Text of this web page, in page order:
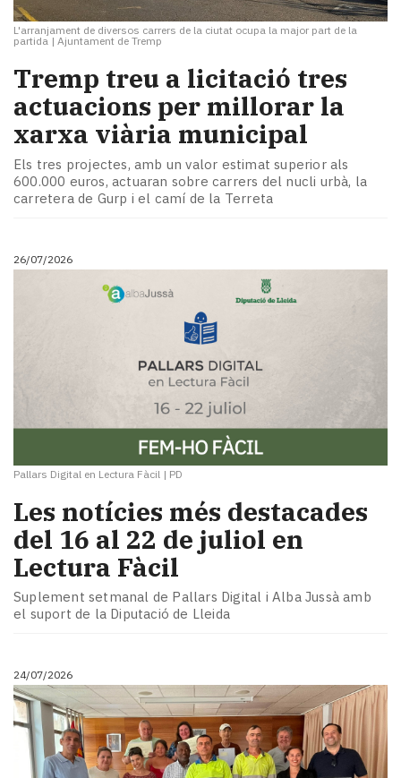
L'arranjament de diversos carrers de la ciutat ocupa la major part de la
partida | Ajuntament de Tremp
​Tremp treu a licitació tres
actuacions per millorar la
xarxa viària municipal
Els tres projectes, amb un valor estimat superior als
600.000 euros, actuaran sobre carrers del nucli urbà, la
carretera de Gurp i el camí de la Terreta
26/07/2026
Pallars Digital en Lectura Fàcil | PD
Les notícies més destacades
del 16 al 22 de juliol en
Lectura Fàcil
Suplement setmanal de Pallars Digital i Alba Jussà amb
el suport de la Diputació de Lleida
24/07/2026